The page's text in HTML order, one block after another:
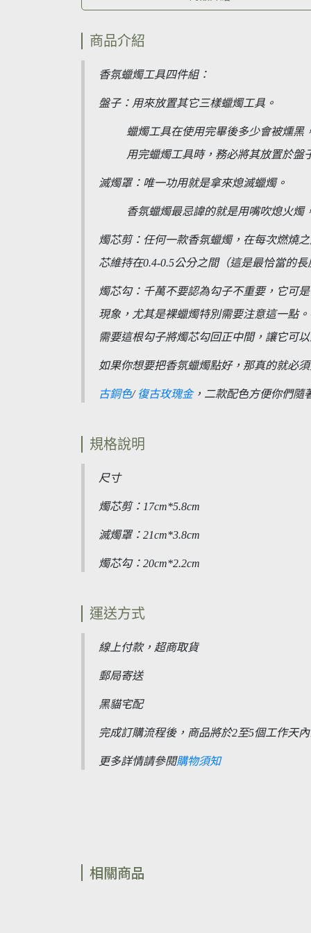
商品介紹
香氛蠟燭工具四件組：
盤子：用來放置其它三樣蠟燭工具。
蠟燭工具在使用完畢後多少會被燻
用完蠟燭工具時，務必將其放置於盤
滅燭罩：唯一功用就是拿來熄滅蠟燭。
香氛蠟燭最忌諱的就是用嘴吹熄火
燭芯剪：任何一款香氛蠟燭，在每次燃燒
芯維持在0.4-0.5公分之間（這是最恰當的長
燭芯勾：千萬不要認為勾子不重要，它可
現象，尤其是裸蠟燭特別需要注意這一點
需要這根勾子將燭芯勾回正中間，讓它可
如果你想要把香氛蠟燭點好，那真的就必
古銅色/ 復古玫瑰金，二款配色方便你們隨
規格說明
尺寸
燭芯剪：17cm*5.8cm
滅燭罩：21cm*3.8cm
燭芯勾：20cm*2.2cm
運送方式
線上付款，超商取貨
郵局寄送
黑貓宅配
完成訂購流程後，商品將於2至5個工作天
更多詳情請參閱購物須知
相關商品